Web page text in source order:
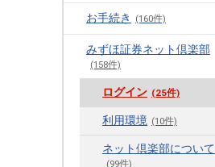
お手続き (160件)
みずほ証券ネット倶楽部
(158件)
ログイン (25件)
利用環境 (10件)
ネット倶楽部について
(99件)